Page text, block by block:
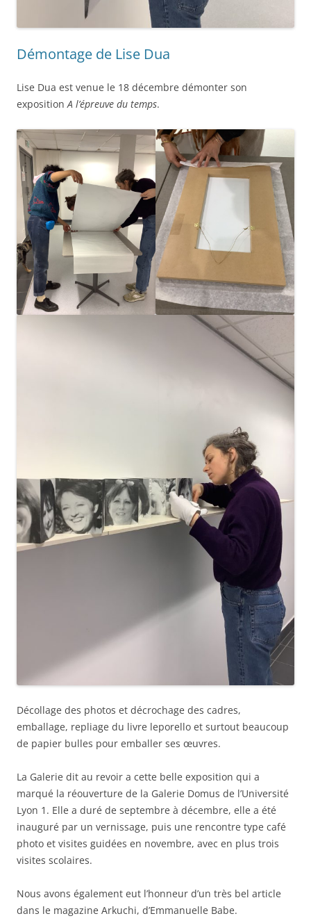
Démontage de Lise Dua
Lise Dua est venue le 18 décembre démonter son
expositionA l’épreuve du temps.
Décollage des photos et décrochage des cadres,
emballage, repliage du livre leporello et surtout beaucoup
de papier bulles pour emballer ses œuvres.
La Galerie dit au revoir a cette belle exposition qui a
marqué la réouverture de la Galerie Domus de l’Université
Lyon 1. Elle a duré de septembre à décembre, elle a été
inauguré par un vernissage, puis une rencontre type café
photo et visites guidées en novembre, avec en plus trois
visites scolaires.
Nous avons également eut l’honneur d’un très bel article
dans le magazine Arkuchi, d’Emmanuelle Babe.